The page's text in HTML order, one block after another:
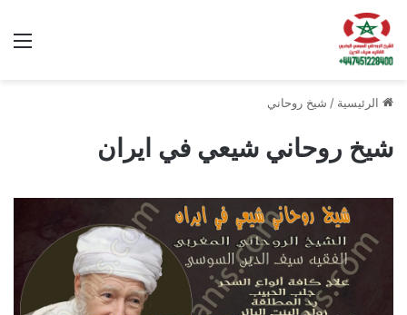
الرئيسية / شيخ روحاني
شيخ روحاني شيعي في ايران